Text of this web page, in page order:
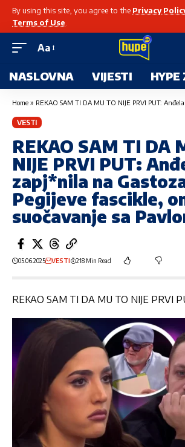
By using this site, you agree to the Privacy
Terms of Use
Aa
NASLOVNA VIJESTI HYPE
Home » REKAO SAM TI DA MU TO NIJE PRVI PUT: Anđela zapj*nila na Gastoza zbog
VESTI
REKAO SAM TI DA
NIJE PRVI PUT:
zapj*nila na
Pegijeve fascikle,
suočavanje sa
05.06.2025 VESTI 218 Min Read
REKAO SAM TI DA MU TO NIJE PRVI